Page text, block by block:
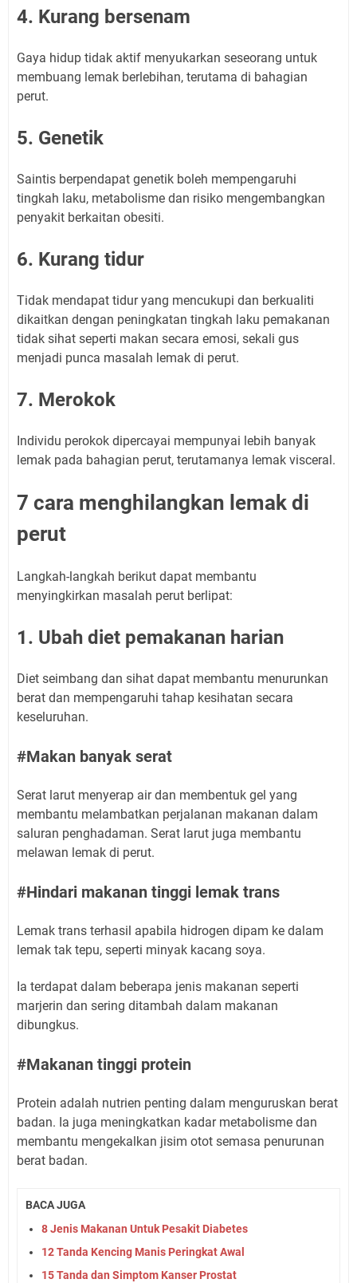
4. Kurang bersenam
Gaya hidup tidak aktif menyukarkan seseorang untuk
membuang lemak berlebihan, terutama di bahagian
perut.
5. Genetik
Saintis berpendapat genetik boleh mempengaruhi
tingkah laku, metabolisme dan risiko mengembangkan
penyakit berkaitan obesiti.
6. Kurang tidur
Tidak mendapat tidur yang mencukupi dan berkualiti
dikaitkan dengan peningkatan tingkah laku pemakanan
tidak sihat seperti makan secara emosi, sekali gus
menjadi punca masalah lemak di perut.
7. Merokok
Individu perokok dipercayai mempunyai lebih banyak
lemak pada bahagian perut, terutamanya lemak visceral.
7 cara menghilangkan lemak di
perut
Langkah-langkah berikut dapat membantu
menyingkirkan masalah perut berlipat:
1. Ubah diet pemakanan harian
Diet seimbang dan sihat dapat membantu menurunkan
berat dan mempengaruhi tahap kesihatan secara
keseluruhan.
#Makan banyak serat
Serat larut menyerap air dan membentuk gel yang
membantu melambatkan perjalanan makanan dalam
saluran penghadaman. Serat larut juga membantu
melawan lemak di perut.
#Hindari makanan tinggi lemak trans
Lemak trans terhasil apabila hidrogen dipam ke dalam
lemak tak tepu, seperti minyak kacang soya.
Ia terdapat dalam beberapa jenis makanan seperti
marjerin dan sering ditambah dalam makanan
dibungkus.
#Makanan tinggi protein
Protein adalah nutrien penting dalam menguruskan berat
badan. Ia juga meningkatkan kadar metabolisme dan
membantu mengekalkan jisim otot semasa penurunan
berat badan.
BACA JUGA
8 Jenis Makanan Untuk Pesakit Diabetes
12 Tanda Kencing Manis Peringkat Awal
15 Tanda dan Simptom Kanser Prostat